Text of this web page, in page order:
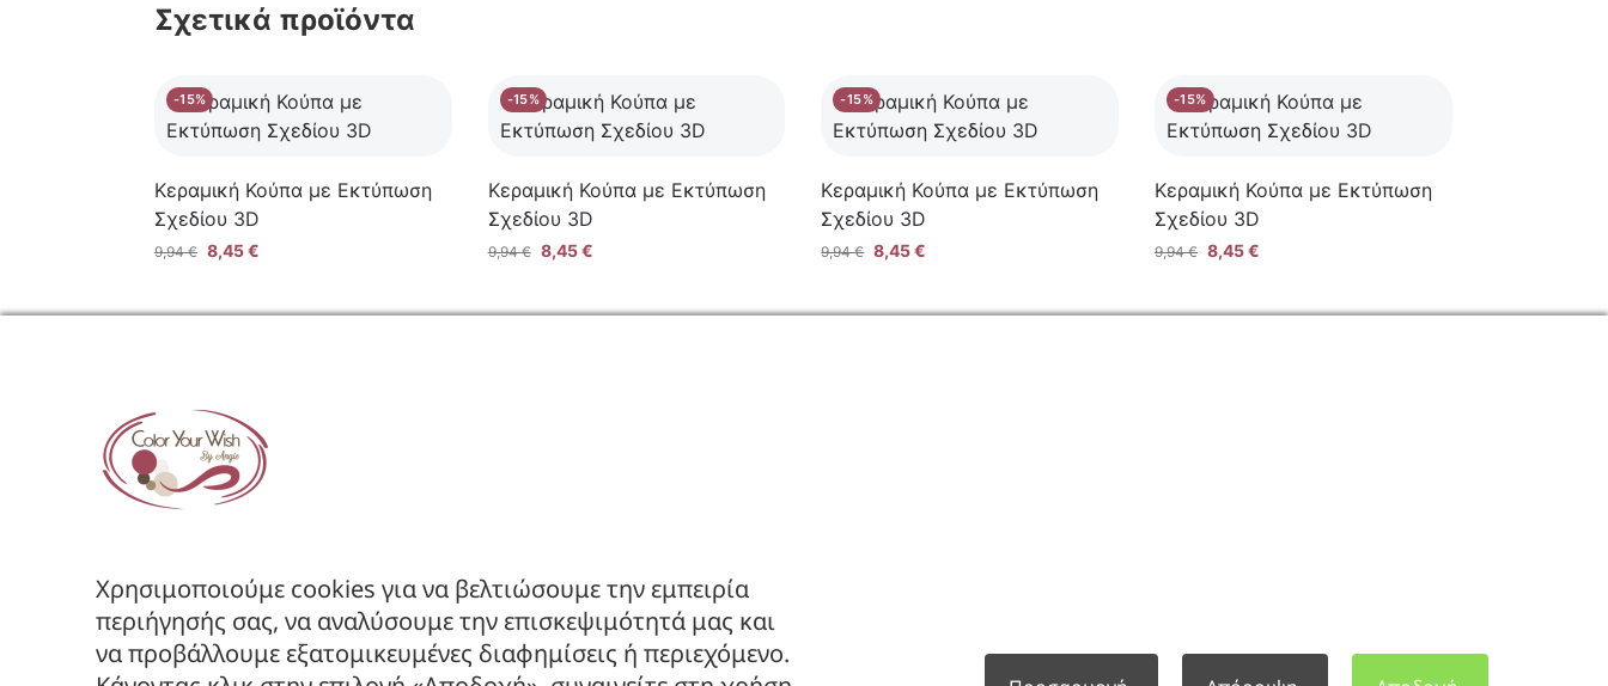
Σχετικά προϊόντα
-15%
Κεραμική Κούπα με Εκτύπωση
Σχεδίου 3D
9,94€ 8,45€
-15%
Κεραμική Κούπα με Εκτύπωση
Σχεδίου 3D
9,94€ 8,45€
-15%
Κεραμική Κούπα με Εκτύπωση
Σχεδίου 3D
9,94€ 8,45€
-15%
Κεραμική Κούπα με Εκτύπωση
Σχεδίου 3D
9,94€ 8,45€
Ακολουθήστε μας στα Social
Χρησιμοποιούμε cookies για να βελτιώσουμε την εμπειρία
περιήγησής σας, να αναλύσουμε την επισκεψιμότητά μας και
να προβάλλουμε εξατομικευμένες διαφημίσεις ή περιεχόμενο.